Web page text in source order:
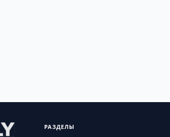
РАЗДЕЛЫ